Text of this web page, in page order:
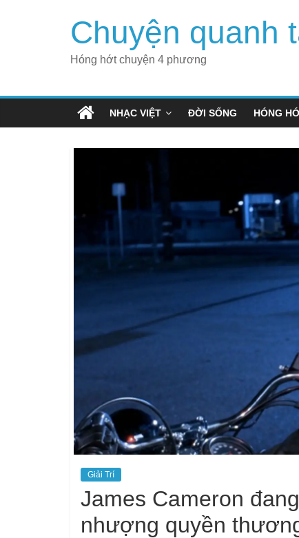
Chuyện quanh
Hóng hớt chuyện 4 phương
NHẠC VIỆT ĐỜI SỐNG HÓNG
Giải Trí
James Cameron
nhượng quyền